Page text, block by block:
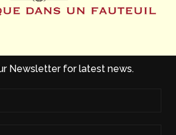
Newsletter for latest news.